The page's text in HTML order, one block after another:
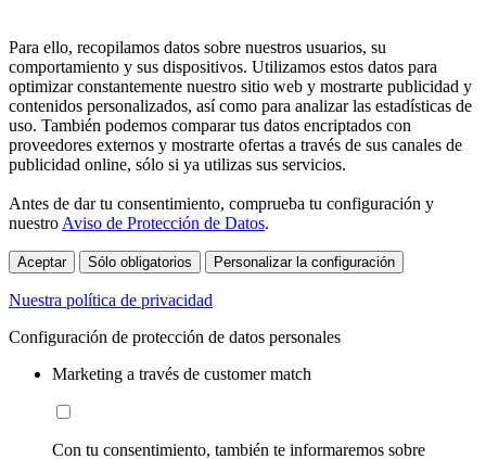
Para ello, recopilamos datos sobre nuestros usuarios, su
comportamiento y sus dispositivos. Utilizamos estos datos para
optimizar constantemente nuestro sitio web y mostrarte publicidad y
contenidos personalizados, así como para analizar las estadísticas de
uso. También podemos comparar tus datos encriptados con
proveedores externos y mostrarte ofertas a través de sus canales de
publicidad online, sólo si ya utilizas sus servicios.
Antes de dar tu consentimiento, comprueba tu configuración y
nuestro Aviso de Protección de Datos.
Aceptar Sólo obligatorios Personalizar la configuración
Nuestra política de privacidad
Configuración de protección de datos personales
Marketing a través de customer match
Con tu consentimiento, también te informaremos sobre